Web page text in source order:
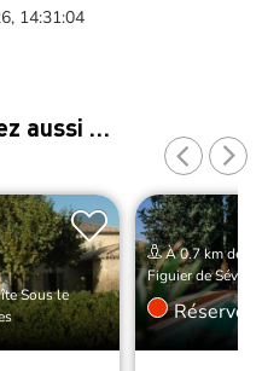
14:31:04
aussi …
Sous le
À 0.7 km de
Figuier de
Réserver